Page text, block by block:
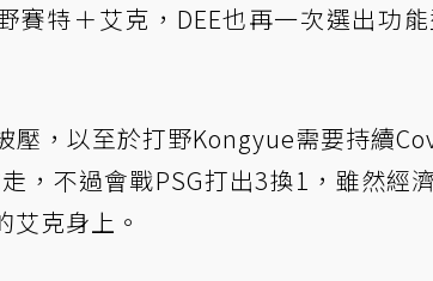
賽特＋艾克，DEE也再一次選出功
壓，以至於打野Kongyue需要持續
，不過會戰PSG打出3換1，雖然經
克身上。